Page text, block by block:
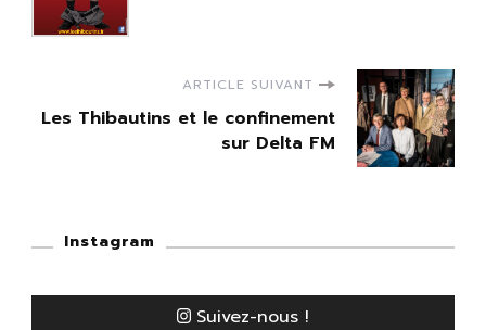
ARTICLE SUIVANT
Les Thibautins et le confinement
sur Delta FM
Instagram
Suivez-nous !